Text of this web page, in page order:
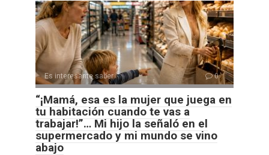
Es interesante saber 0
“¡Mamá, esa es la mujer que juega en
tu habitación cuando te vas a
trabajar!”… Mi hijo la señaló en el
supermercado y mi mundo se vino
abajo